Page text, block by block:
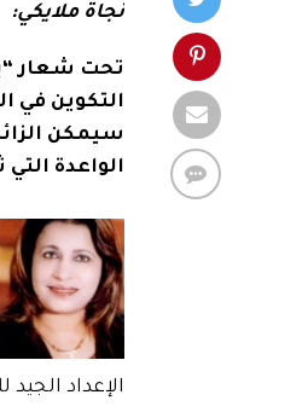
نجاة ملايكي:
التكوين في
سيمكن
الواعدة
الإعداد